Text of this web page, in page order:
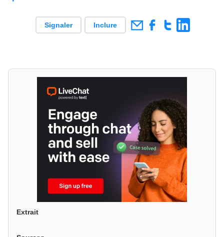
Signaler Inclure
Extrait